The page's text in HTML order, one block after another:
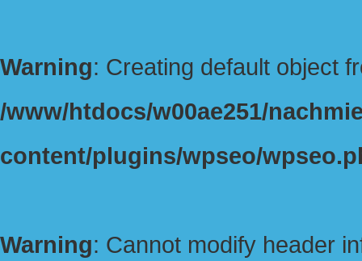
Warning: Creating default object
/www/htdocs/w00ae251/
content/plugins/wpseo/
Warning: Cannot modify header